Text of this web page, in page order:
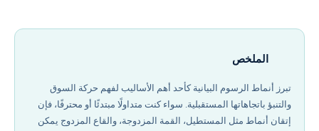
المستطيل الهابط (Bearish Rectangle):
الملخص
تبرز أنماط الرسوم البيانية كأحد أهم الأساليب لفهم حركة السوق
والتنبؤ باتجاهاتها المستقبلية. سواء كنت متداولًا مبتدئًا أو محترفًا، فإن
إتقان أنماط مثل المستطيل، القمة المزدوجة، والقاع المزدوج يمكن